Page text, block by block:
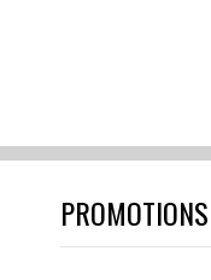
PROMOTIONS